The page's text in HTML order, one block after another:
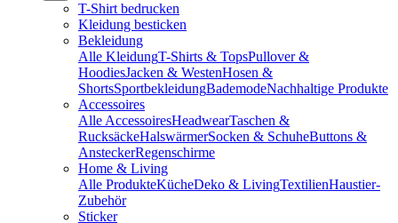
T-Shirt bedrucken
Kleidung besticken
Bekleidung
Alle KleidungT-Shirts & TopsPullover &
HoodiesJacken & WestenHosen &
ShortsSportbekleidungBademodeNachhaltige Produkte
Accessoires
Alle AccessoiresHeadwearTaschen &
RucksäckeHalswärmerSocken & SchuheButtons &
AnsteckerRegenschirme
Home & Living
Alle ProdukteKücheDeko & LivingTextilienHaustier-
Zubehör
Sticker